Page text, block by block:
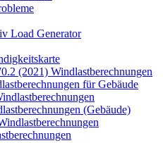
Load Generator
(2021) Windlastberechnungen
für Gebäude
(Gebäude)